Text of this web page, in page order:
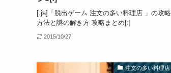
[:ja]「脱出ゲーム 注文の多い料理店 」の攻略
方法と謎の解き方 攻略まとめ[:]
2015/10/27
注文の多い料理店